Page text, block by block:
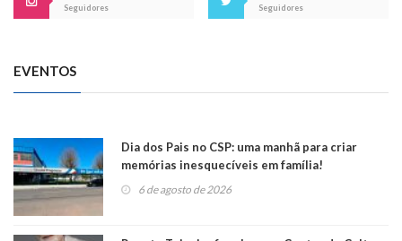
Seguidores
Seguidores
EVENTOS
Dia dos Pais no CSP: uma manhã para criar
memórias inesquecíveis em família!
6 de agosto de 2026